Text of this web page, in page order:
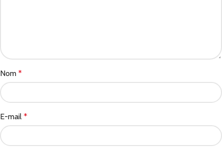
Nom *
E-mail *